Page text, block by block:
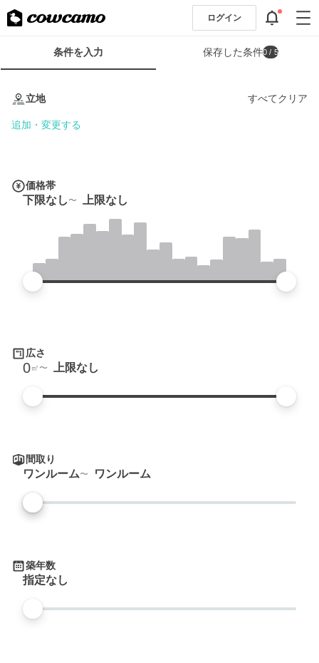
ログイン
条
条件を入力 保存した条件0 / 5
立地 すべてクリア
追加・変更する
価格帯
下限なし 上限なし
広さ
0㎡ 上限なし
間取り
ワンルーム ワンルーム
築年数
指定なし